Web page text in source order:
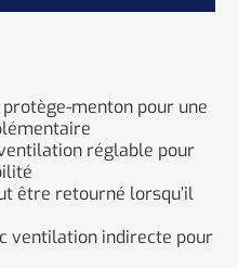
menton pour une
réglable pour
être retourné lorsqu’il
ventilation indirecte pour